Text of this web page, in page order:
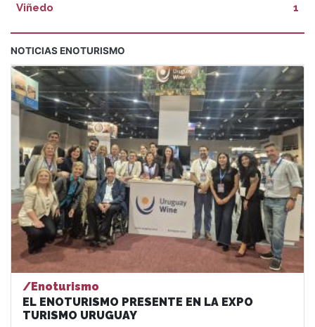
Viñedo 1
NOTICIAS ENOTURISMO
/Enoturismo
EL ENOTURISMO PRESENTE EN LA EXPO
TURISMO URUGUAY